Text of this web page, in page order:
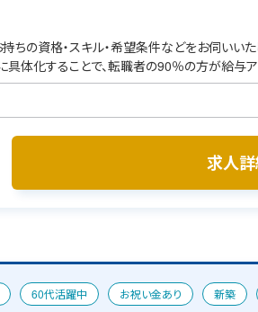
ちの資格・スキル・希望条件などをお伺いいた
体化することで、転職者の90％の方が給与ア
求人
60代活躍中 お祝い金あり 新築